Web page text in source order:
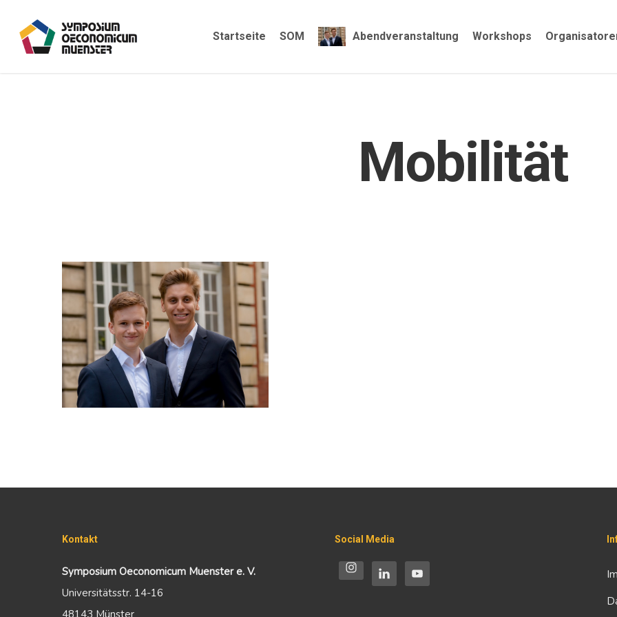
Startseite SOM Abendveranstaltung Workshops
Mobilität
Kontakt
Symposium Oeconomicum Muenster e. V.
Universitätsstr. 14-16
48143 Münster
Social Media